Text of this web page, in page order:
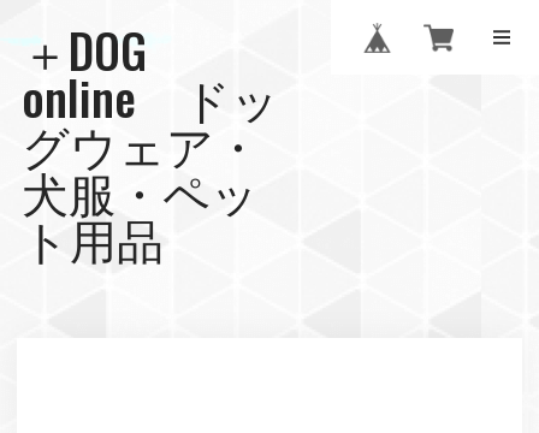
＋DOG
online ドッ
グウェア・
犬服・ペッ
ト用品